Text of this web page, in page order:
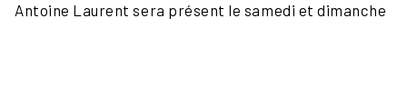
Antoine Laurent sera présent le samedi et dimanche